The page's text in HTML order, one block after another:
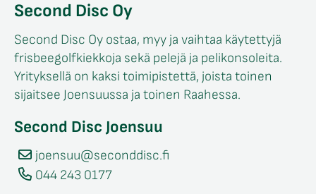
Second Disc Oy
Second Disc Oy ostaa, myy ja vaihtaa käytettyjä
frisbeegolfkiekkoja sekä pelejä ja pelikonsoleita.
Yrityksellä on kaksi toimipistettä, joista toinen
sijaitsee Joensuussa ja toinen Raahessa.
Second Disc Joensuu
joensuu@seconddisc.fi
044 243 0177